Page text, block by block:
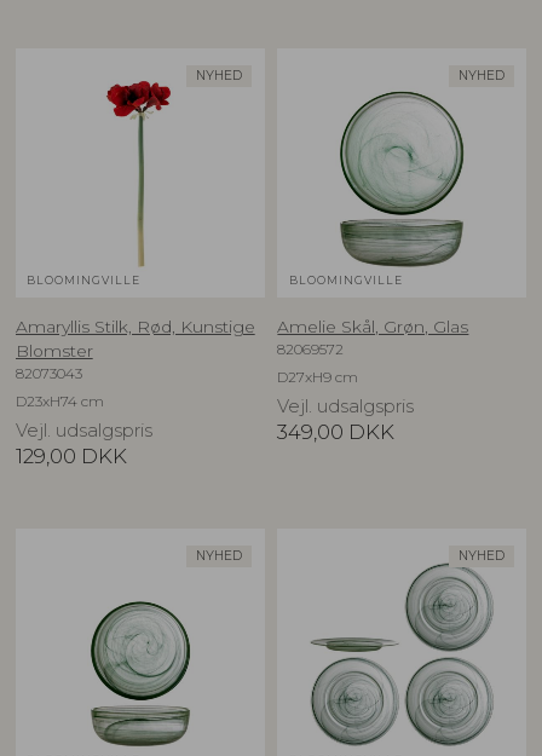
NYHED
BLOOMINGVILLE
Amaryllis Stilk, Rød, Kunstige
Blomster
82073043
D23xH74 cm
Vejl. udsalgspris
129,00 DKK
NYHED
BLOOMINGVILLE
Amelie Skål, Grøn, Glas
82069572
D27xH9 cm
Vejl. udsalgspris
349,00 DKK
NYHED NYHED